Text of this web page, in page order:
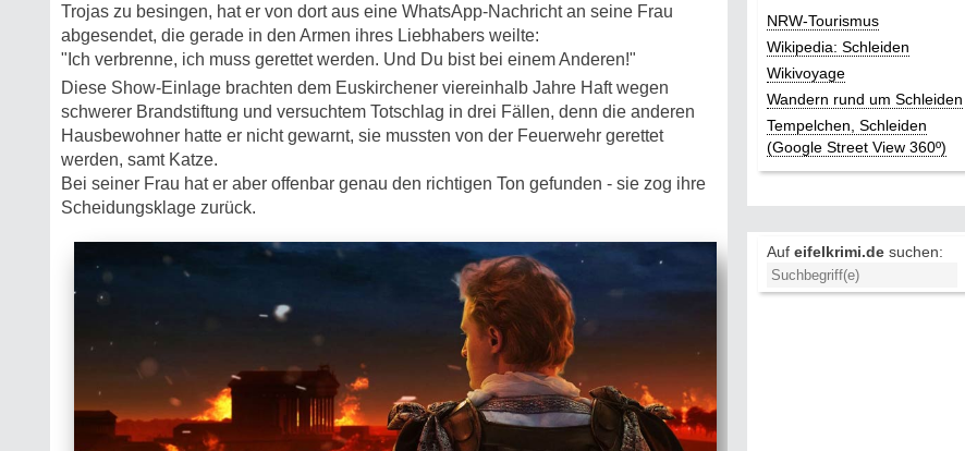
Trojas zu besingen, hat er von dort aus eine WhatsApp-Nachricht an seine Frau
abgesendet, die gerade in den Armen ihres Liebhabers weilte:
"Ich verbrenne, ich muss gerettet werden. Und Du bist bei einem Anderen!"
Diese Show-Einlage brachten dem Euskirchener viereinhalb Jahre Haft wegen
schwerer Brandstiftung und versuchtem Totschlag in drei Fällen, denn die anderen
Hausbewohner hatte er nicht gewarnt, sie mussten von der Feuerwehr gerettet
werden, samt Katze.
Bei seiner Frau hat er aber offenbar genau den richtigen Ton gefunden - sie zog ihre
Scheidungsklage zurück.
NRW-Tourismus
Wikipedia: Schleiden
Wikivoyage
Wandern rund um Schleiden
Tempelchen, Schleiden
(Google Street View 360º)
Auf eifelkrimi.de suchen: